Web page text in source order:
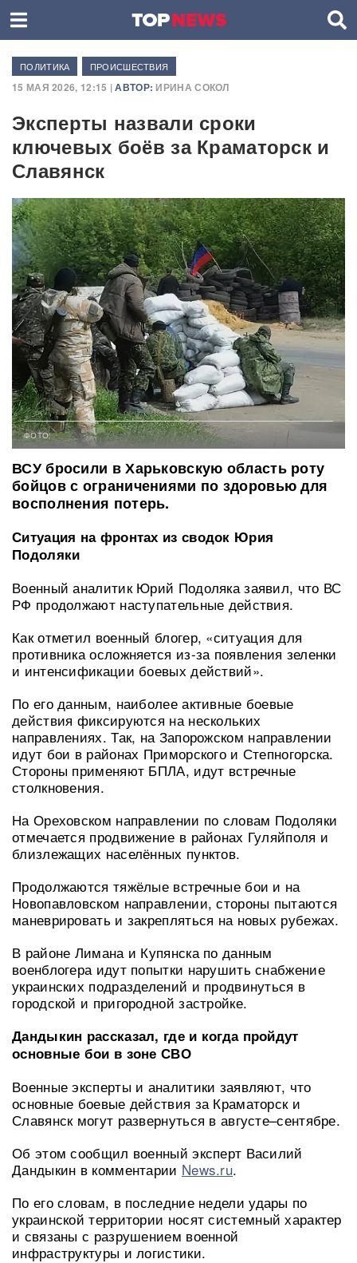
ПОЛИТИКА ПРОИСШЕСТВИЯ
15 МАЯ 2026, 12:15 |АВТОР: ИРИНА СОКОЛ
Эксперты назвали сроки
ключевых боёв за Краматорск и
Славянск
ФОТО:
ВСУ бросили в Харьковскую область роту
бойцов с ограничениями по здоровью для
восполнения потерь.
Ситуация на фронтах из сводок Юрия
Подоляки
Военный аналитик Юрий Подоляка заявил, что ВС
РФ продолжают наступательные действия.
Как отметил военный блогер, «ситуация для
противника осложняется из-за появления зеленки
и интенсификации боевых действий».
По его данным, наиболее активные боевые
действия фиксируются на нескольких
направлениях. Так, на Запорожском направлении
идут бои в районах Приморского и Степногорска.
Стороны применяют БПЛА, идут встречные
столкновения.
На Ореховском направлении по словам Подоляки
отмечается продвижение в районах Гуляйполя и
близлежащих населённых пунктов.
Продолжаются тяжёлые встречные бои и на
Новопавловском направлении, стороны пытаются
маневрировать и закрепляться на новых рубежах.
В районе Лимана и Купянска по данным
военблогера идут попытки нарушить снабжение
украинских подразделений и продвинуться в
городской и пригородной застройке.
Дандыкин рассказал, где и когда пройдут
основные бои в зоне СВО
Военные эксперты и аналитики заявляют, что
основные боевые действия за Краматорск и
Славянск могут развернуться в августе–сентябре.
Об этом сообщил военный эксперт Василий
Дандыкин в комментарии News.ru.
По его словам, в последние недели удары по
украинской территории носят системный характер
и связаны с разрушением военной
инфраструктуры и логистики.